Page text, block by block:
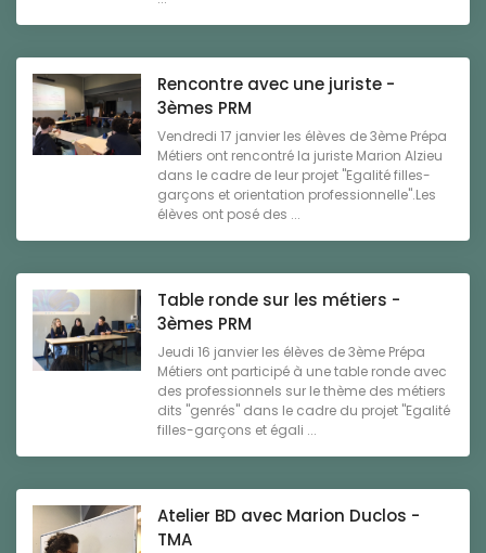
Rencontre avec une juriste -
3èmes PRM
Vendredi 17 janvier les élèves de 3ème Prépa
Métiers ont rencontré la juriste Marion Alzieu
dans le cadre de leur projet "Egalité filles-
garçons et orientation professionnelle".Les
élèves ont posé des ...
Table ronde sur les métiers -
3èmes PRM
Jeudi 16 janvier les élèves de 3ème Prépa
Métiers ont participé à une table ronde avec
des professionnels sur le thème des métiers
dits "genrés" dans le cadre du projet "Egalité
filles-garçons et égali ...
Atelier BD avec Marion Duclos -
TMA